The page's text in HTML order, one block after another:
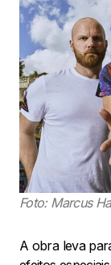
Foto: Marcus
A obra leva